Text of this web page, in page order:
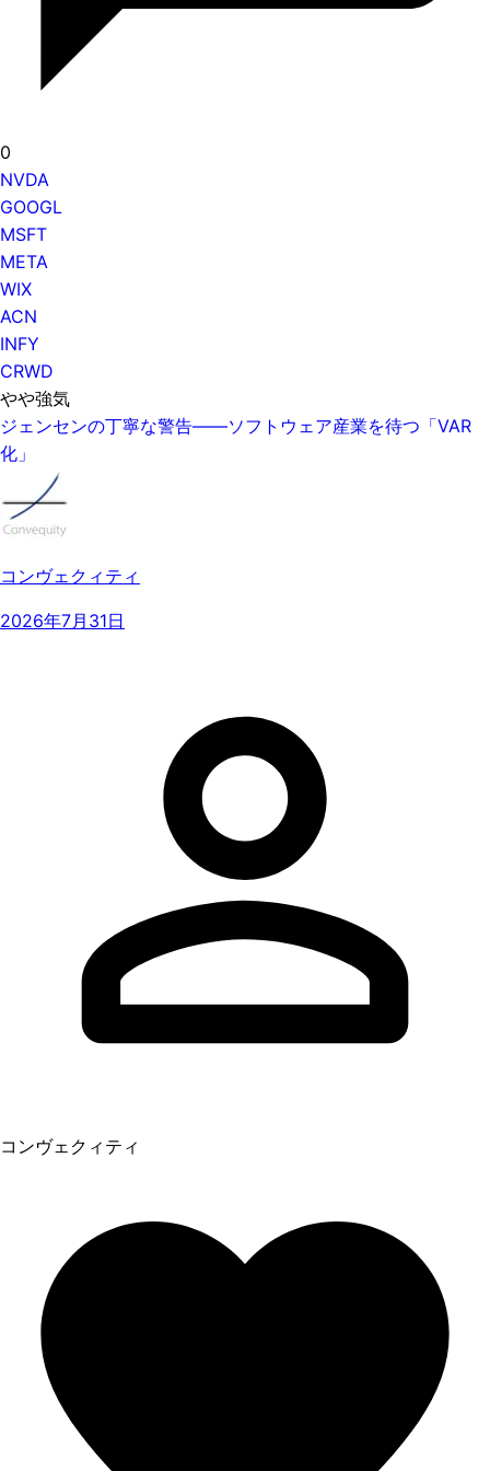
0
NVDA
GOOGL
MSFT
META
WIX
ACN
INFY
CRWD
やや強気
ジェンセンの丁寧な警告——ソフトウェア産業を待つ「VAR
化」
コンヴェクィティ
2026年7月31日
コンヴェクィティ